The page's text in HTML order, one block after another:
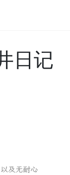
日记
及无耐心